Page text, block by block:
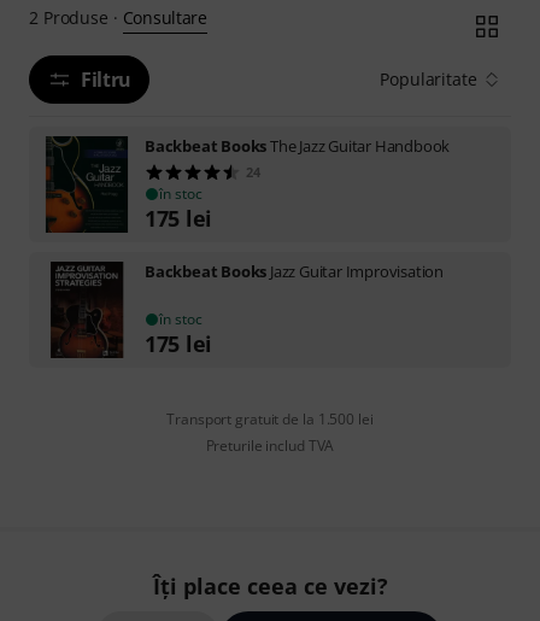
2 Produse · Consultare
Filtru Popularitate
Backbeat BooksThe Jazz Guitar Handbook
24
în stoc
175 lei
Backbeat Books Jazz Guitar Improvisation
în stoc
175 lei
Transport gratuit de la 1.500 lei
Preturile includ TVA
Îți place ceea ce vezi?